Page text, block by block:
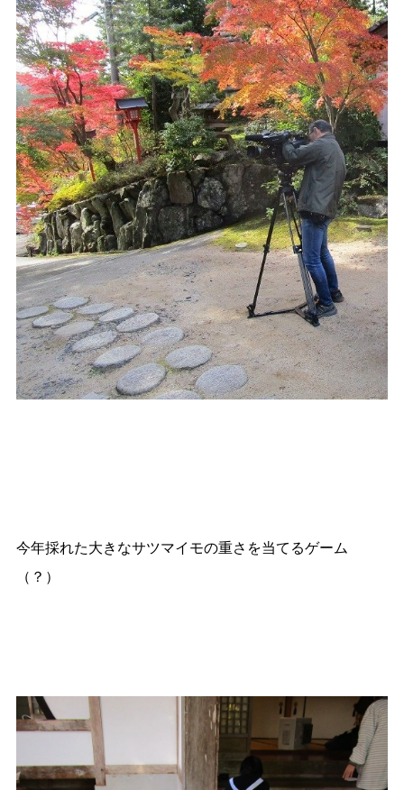
今年採れた大きなサツマイモの重さを当てるゲーム
（？）